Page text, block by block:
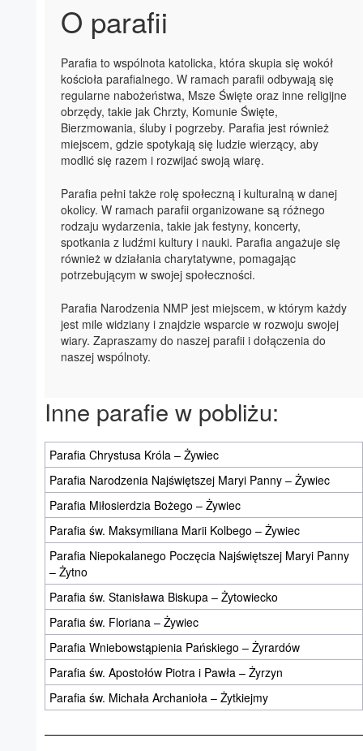
O parafii
Parafia to wspólnota katolicka, która skupia się wokół
kościoła parafialnego. W ramach parafii odbywają się
regularne nabożeństwa, Msze Święte oraz inne religijne
obrzędy, takie jak Chrzty, Komunie Święte,
Bierzmowania, śluby i pogrzeby. Parafia jest również
miejscem, gdzie spotykają się ludzie wierzący, aby
modlić się razem i rozwijać swoją wiarę.
Parafia pełni także rolę społeczną i kulturalną w danej
okolicy. W ramach parafii organizowane są różnego
rodzaju wydarzenia, takie jak festyny, koncerty,
spotkania z ludźmi kultury i nauki. Parafia angażuje się
również w działania charytatywne, pomagając
potrzebującym w swojej społeczności.
Parafia Narodzenia NMP jest miejscem, w którym każdy
jest mile widziany i znajdzie wsparcie w rozwoju swojej
wiary. Zapraszamy do naszej parafii i dołączenia do
naszej wspólnoty.
Inne parafie w pobliżu:
Parafia Chrystusa Króla – Żywiec
Parafia Narodzenia Najświętszej Maryi Panny – Żywiec
Parafia Miłosierdzia Bożego – Żywiec
Parafia św. Maksymiliana Marii Kolbego – Żywiec
Parafia Niepokalanego Poczęcia Najświętszej Maryi Panny
– Żytno
Parafia św. Stanisława Biskupa – Żytowiecko
Parafia św. Floriana – Żywiec
Parafia Wniebowstąpienia Pańskiego – Żyrardów
Parafia św. Apostołów Piotra i Pawła – Żyrzyn
Parafia św. Michała Archanioła – Żytkiejmy